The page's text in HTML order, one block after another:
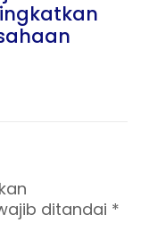
ditandai *